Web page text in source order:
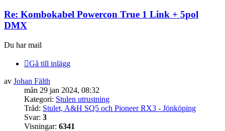
Re: Kombokabel Powercon True 1 Link + 5pol
DMX
Du har mail
Gå till inlägg
av Johan Fälth
mån 29 jan 2024, 08:32
Kategori: Stulen utrustning
Tråd: Stulet, A&H SQ5 och Pioneer RX3 - Jönköping
Svar: 3
Visningar: 6341